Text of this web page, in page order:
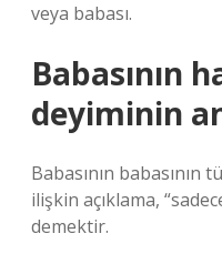
veya babası.
Babasının
deyiminin
Babasının babasının
ilişkin açıklama,
demektir.